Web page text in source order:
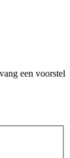
een voorstel